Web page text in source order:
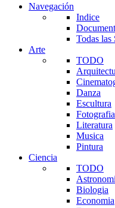
Navegación
Indice
Todas las
Arte
TODO
Danza
Escultura
Fotografia
Literatura
Musica
Pintura
Ciencia
TODO
Biologia
Economia